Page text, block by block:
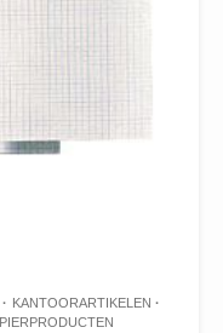
KANTOORARTIKELEN